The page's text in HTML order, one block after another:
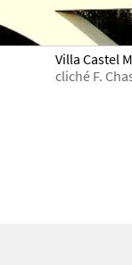
Villa Castel
cliché F.